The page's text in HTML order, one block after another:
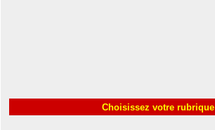
Choisissez votre rubrique